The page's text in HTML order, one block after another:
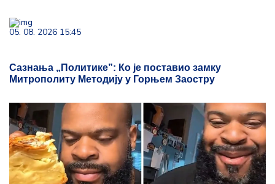
05. 08. 2026 15:45
Сазнања „Политике”: Ко је поставио замку
Митрополиту Методију у Горњем Заостру